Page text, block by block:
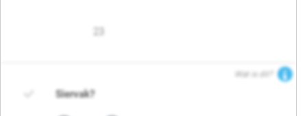
Wat is dit?
Siervak?